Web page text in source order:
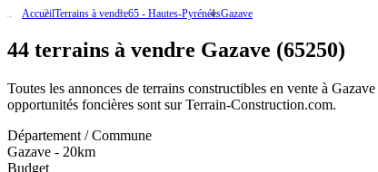
AccueilTerrains à vendre65 - Hautes-PyrénéesGazave
44 terrains à vendre Gazave (65250)
Toutes les annonces de terrains constructibles en vente à Gazave
opportunités foncières sont surTerrain-Construction.com.
Département / Commune
Gazave - 20km
Budget